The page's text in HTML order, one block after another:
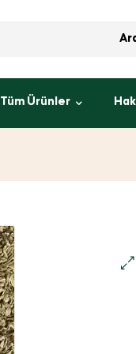
Tüm Ürünler